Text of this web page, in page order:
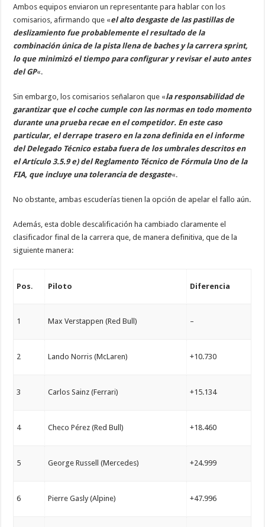
Ambos equipos enviaron un representante para hablar con los
comisarios, afirmando que «el alto desgaste de las pastillas de
deslizamiento fue probablemente el resultado de la
combinación única de la pista llena de baches y la carrera sprint,
lo que minimizó el tiempo para configurar y revisar el auto antes
del GP«.
Sin embargo, los comisarios señalaron que «la responsabilidad de
garantizar que el coche cumple con las normas en todo momento
durante una prueba recae en el competidor. En este caso
particular, el derrape trasero en la zona definida en el informe
del Delegado Técnico estaba fuera de los umbrales descritos en
el Artículo 3.5.9 e) del Reglamento Técnico de Fórmula Uno de la
FIA, que incluye una tolerancia de desgaste«.
No obstante, ambas escuderías tienen la opción de apelar el fallo aún.
Además, esta doble descalificación ha cambiado claramente el
clasificador final de la carrera que, de manera definitiva, que de la
siguiente manera:
Pos. Piloto Diferencia
1 Max Verstappen (Red Bull) –
2 Lando Norris (McLaren) +10.730
3 Carlos Sainz (Ferrari) +15.134
4 Checo Pérez (Red Bull) +18.460
5 George Russell (Mercedes) +24.999
6 Pierre Gasly (Alpine) +47.996